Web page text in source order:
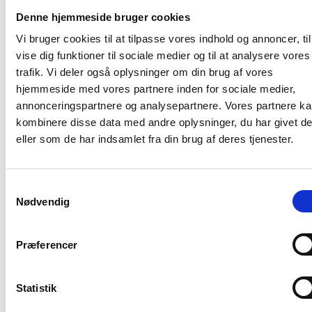
Denne hjemmeside bruger cookies
Vi bruger cookies til at tilpasse vores indhold og annoncer,
vise dig funktioner til sociale medier og til at analysere vores
trafik. Vi deler også oplysninger om din brug af vores
hjemmeside med vores partnere inden for sociale medier,
annonceringspartnere og analysepartnere. Vores partnere
kombinere disse data med andre oplysninger, du har givet
eller som de har indsamlet fra din brug af deres tjenester.
Nødvendig
Præferencer
Statistik
lande, kan hjælpe din virksomhed frem til nye markeder
i og uden for Danmark.
14. sal
Udlejet
Borupvang 3,
2750 Ballerup
1346 m²
Adgang til mødelokaler